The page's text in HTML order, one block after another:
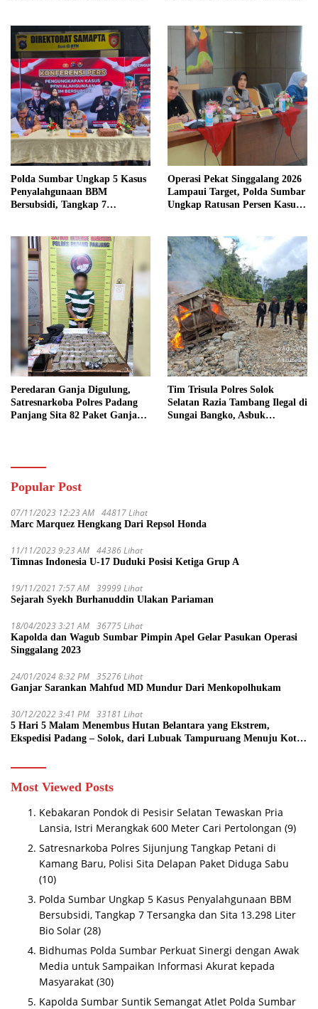
Polda Sumbar Ungkap 5 Kasus
Penyalahgunaan BBM
Bersubsidi, Tangkap 7
Operasi Pekat Singgalang 2026
Lampaui Target, Polda Sumbar
Ungkap Ratusan Persen Kasus
Peredaran Ganja Digulung,
Satresnarkoba Polres Padang
Panjang Sita 82 Paket Ganja
Tim Trisula Polres Solok
Selatan Razia Tambang Ilegal di
Sungai Bangko, Asbuk
Popular Post
07/11/2023 12:23 AM 44817 Lihat
Marc Marquez Hengkang Dari Repsol Honda
11/11/2023 9:23 AM 44386 Lihat
Timnas Indonesia U-17 Duduki Posisi Ketiga Grup A
19/11/2021 7:57 AM 39999 Lihat
Sejarah Syekh Burhanuddin Ulakan Pariaman
18/04/2023 3:21 AM 36775 Lihat
Kapolda dan Wagub Sumbar Pimpin Apel Gelar Pasukan Operasi
Singgalang 2023
24/01/2024 8:32 PM 35276 Lihat
Ganjar Sarankan Mahfud MD Mundur Dari Menkopolhukam
30/12/2022 3:41 PM 33181 Lihat
5 Hari 5 Malam Menembus Hutan Belantara yang Ekstrem,
Ekspedisi Padang – Solok, dari Lubuak Tampuruang Menuju Koto
Most Viewed Posts
Kebakaran Pondok di Pesisir Selatan Tewaskan Pria
Lansia, Istri Merangkak 600 Meter Cari Pertolongan (9)
Satresnarkoba Polres Sijunjung Tangkap Petani di
Kamang Baru, Polisi Sita Delapan Paket Diduga Sabu
(10)
Polda Sumbar Ungkap 5 Kasus Penyalahgunaan BBM
Bersubsidi, Tangkap 7 Tersangka dan Sita 13.298 Liter
Bio Solar (28)
Bidhumas Polda Sumbar Perkuat Sinergi dengan Awak
Media untuk Sampaikan Informasi Akurat kepada
Masyarakat (30)
Kapolda Sumbar Suntik Semangat Atlet Polda Sumbar